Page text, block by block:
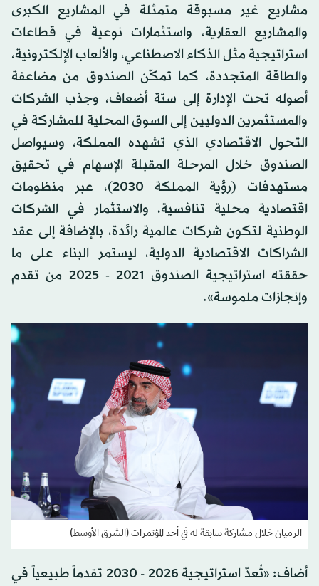
مشاريع غير مسبوقة متمثلة في المشاريع الكبرى
والمشاريع العقارية، واستثمارات نوعية في قطاعات
استراتيجية مثل الذكاء الاصطناعي، والألعاب الإلكترونية،
والطاقة المتجددة، كما تمكّن الصندوق من مضاعفة
أصوله تحت الإدارة إلى ستة أضعاف، وجذب الشركات
والمستثمرين الدوليين إلى السوق المحلية للمشاركة في
التحول الاقتصادي الذي تشهده المملكة، وسيواصل
الصندوق خلال المرحلة المقبلة الإسهام في تحقيق
مستهدفات (رؤية المملكة 2030)، عبر منظومات
اقتصادية محلية تنافسية، والاستثمار في الشركات
الوطنية لتكون شركات عالمية رائدة، بالإضافة إلى عقد
الشراكات الاقتصادية الدولية، ليستمر البناء على ما
حققته استراتيجية الصندوق 2021 - 2025 من تقدم
وإنجازات ملموسة».
الرميان خلال مشاركة سابقة له في أحد المؤتمرات (الشرق الأوسط)
أضاف: «تُعدّ استراتيجية 2026 - 2030 تقدماً طبيعياً في